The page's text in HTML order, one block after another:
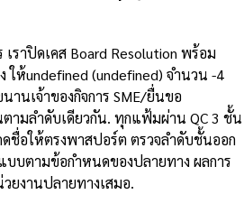
ราปิดเคส Board Resolution พร้อม
ให้undefined (undefined) จำนวน -4
านเจ้าของกิจการ SME/ยื่นขอ
ตามลำดับเดียวกัน. ทุกแฟ้มผ่าน QC 3 ชั้น
ดชื่อให้ตรงพาสปอร์ต ตรวจลำดับชั้นออก
บบตามข้อกำหนดของปลายทาง ผลการ
งานปลายทางเสมอ.